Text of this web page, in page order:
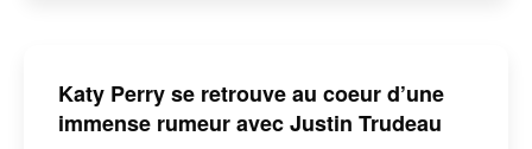
Katy Perry se retrouve au coeur d’une
immense rumeur avec Justin Trudeau